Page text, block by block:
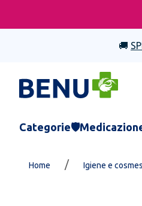
🚚
Categorie
Home / Igiene e